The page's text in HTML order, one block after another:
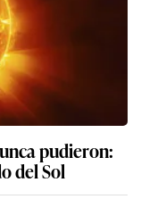
pudieron:
del Sol